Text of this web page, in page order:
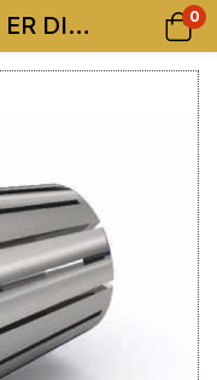
ER25 Pens Sistemi ER DIN 6499 B 0